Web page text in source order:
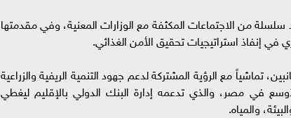
سلسلة من الاجتماعات المكثفة مع الوزارات المعنية، وفي مقدمتها
في إنفاذ استراتيجيات تحقيق الأمن الغذائي.
تماشياً مع الرؤية المشتركة لدعم جهود التنمية الريفية والزراعية
في مصر، والذي تدعمه إدارة البنك الدولي بالإقليم ليغطي
والمياه.